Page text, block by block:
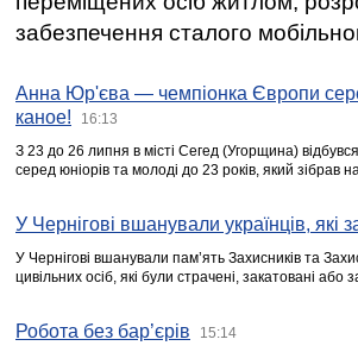
забезпечення сталого
Анна Юр'єва — чемпіонка Європи
каное!
16:13
З 23 до 26 липня в місті Сегед (Угорщина)
серед юніорів та молоді до 23 років, який зібрав
У Чернігові вшанували українців, які
У Чернігові вшанували пам’ять Захисників та
цивільних осіб, які були страчені, закатовані або
Робота без бар’єрів 15:14